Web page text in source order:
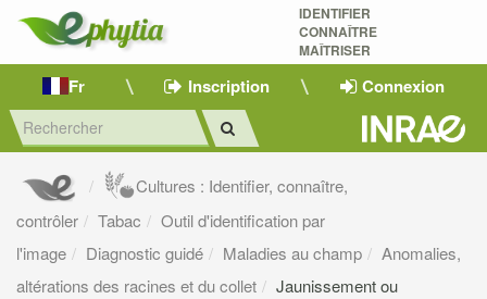
IDENTIFIER
CONNAÎTRE
MAÎTRISER
Fr Inscription Connexion
Cultures : Identifier, connaître,
contrôler
Tabac
Outil d'identification par
l'image
Diagnostic guidé Maladies au champ
Anomalies,
altérations des racines et du collet
Jaunissement ou